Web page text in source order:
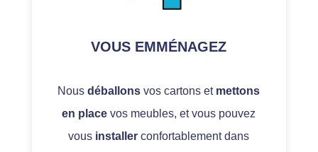
VOUS EMMÉNAGEZ
Nousdéballons vos cartons et mettons
en place vos meubles, et vous pouvez
vous installer confortablement dans